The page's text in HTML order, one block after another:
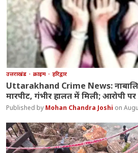
उत्तराखंड क्राइम हरिद्वार
Uttarakhand Crime News:
मारपीट, गंभीर हालत में मिली; आरोपी
Mohan Chandra Joshi